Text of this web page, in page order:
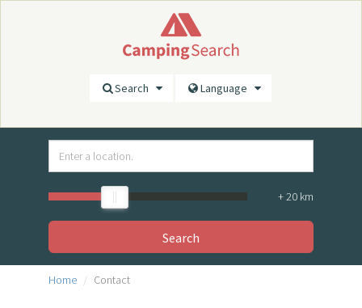
Search Language
+20 km
Search
Home Contact